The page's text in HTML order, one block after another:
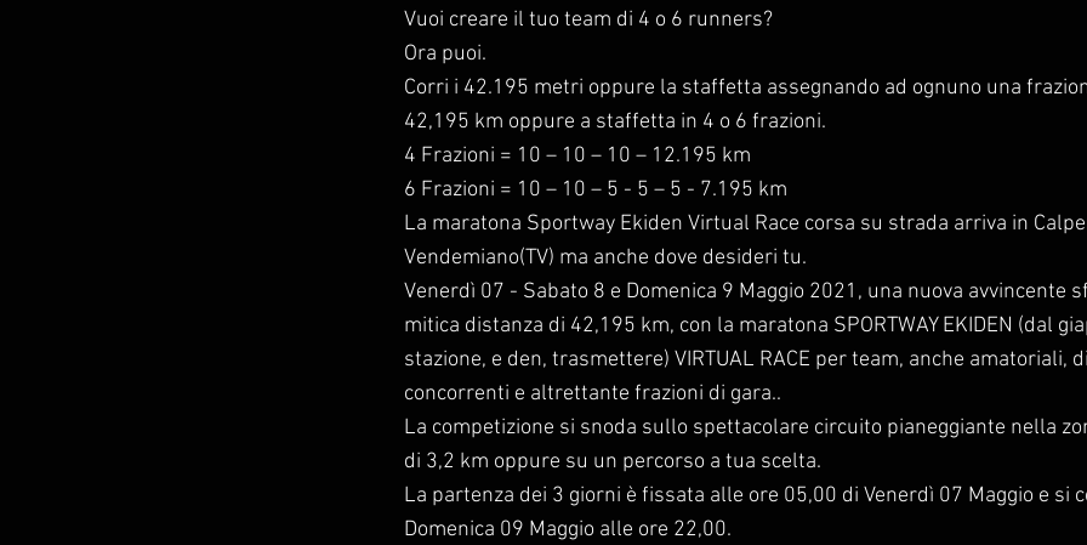
Vuoi creare il tuo team di 4 o 6 runners?
Ora puoi.
Corri i 42.195 metri oppure la staffetta assegnando ad ognuno una
42,195 km oppure a staffetta in 4 o 6 frazioni.
4 Frazioni = 10 – 10 – 10 – 12.195 km
6 Frazioni = 10 – 10 – 5 - 5 – 5 - 7.195 km
La maratona Sportway Ekiden Virtual Race corsa su strada arriva in
Vendemiano(TV) ma anche dove desideri tu.
Venerdì 07 - Sabato 8 e Domenica 9 Maggio 2021, una nuova avvincente
mitica distanza di 42,195 km, con la maratona SPORTWAY EKIDEN (dal
stazione, e den, trasmettere) VIRTUAL RACE per team, anche amatoriali,
concorrenti e altrettante frazioni di gara..
La competizione si snoda sullo spettacolare circuito pianeggiante nella
di 3,2 km oppure su un percorso a tua scelta.
La partenza dei 3 giorni è fissata alle ore 05,00 di Venerdì 07 Maggio e si
Domenica 09 Maggio alle ore 22,00.